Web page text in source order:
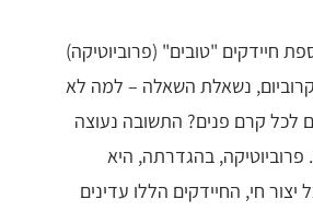
חיידקים "טובים" (פרוביוטיקה)
נשאלת השאלה – למה לא
לכל קרם פנים? התשובה נעוצה
בהגדרתה, היא
יצור חי, החיידקים הללו עדינים